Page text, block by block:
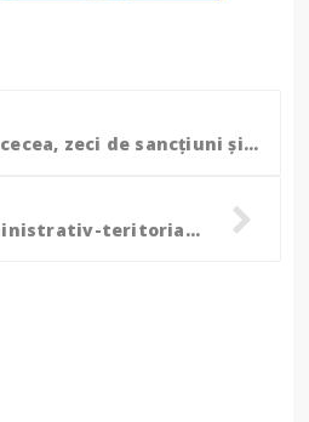
Blocada la Bucecea, zeci de sancțiuni și peste 50 de autovehicule controlate de polițiști!
Zeci de unități administrativ-teritoriale verificate de Garda de Mediu Botoșani, unele au primit avertisment!